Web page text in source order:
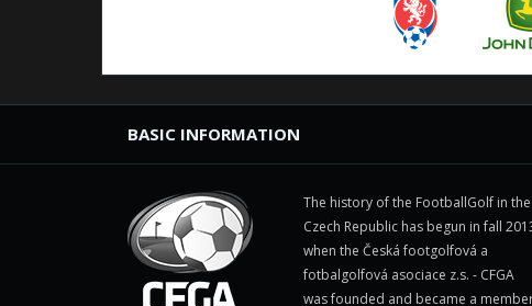
BASIC INFORMATION
The history of the FootballGolf in the
Czech Republic has begun in fall
when the Česká footgolfová a
fotbalgolfová asociace z.s. - CFGA
was founded and became a